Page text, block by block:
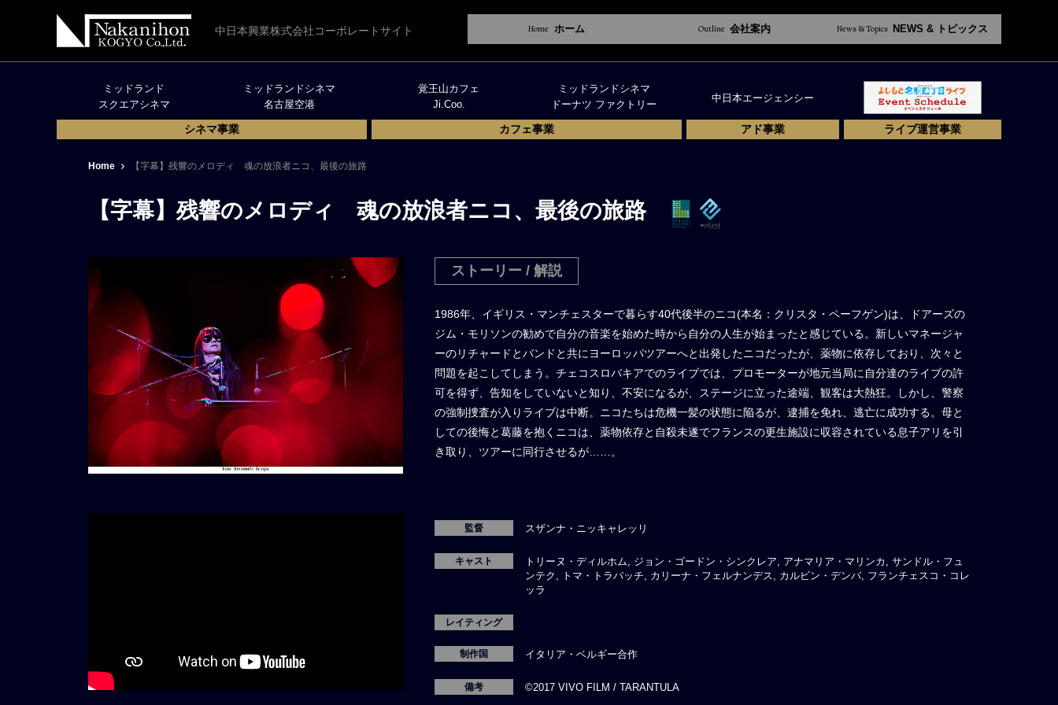
中日本興業株式会社コーポレートサイト Home ホーム Outline 会社案内 News & Topics NEWS & トピックス
ミッドランド
スクエアシネマ
ミッドランドシネマ
名古屋空港
シネマ事業
覚王山カフェ
Ji.Coo.
ミッドランドシネマ
ドーナツ ファクトリー
カフェ事業
中日本エージェンシー
アド事業 ライブ運営事業
Home 【字幕】残響のメロディ 魂の放浪者ニコ、最後の旅路
【字幕】残響のメロディ 魂の放浪者ニコ、最後の旅路
ストーリー / 解説
1986年、イギリス・マンチェスターで暮らす40代後半のニコ(本名：クリスタ・ペーフゲン)は、ドアーズの
ジム・モリソンの勧めで自分の音楽を始めた時から自分の人生が始まったと感じている。新しいマネージャ
ーのリチャードとバンドと共にヨーロッパツアーへと出発したニコだったが、薬物に依存しており、次々と
問題を起こしてしまう。チェコスロバキアでのライブでは、プロモーターが地元当局に自分達のライブの許
可を得ず、告知をしていないと知り、不安になるが、ステージに立った途端、観客は大熱狂。しかし、警察
の強制捜査が入りライブは中断。ニコたちは危機一髪の状態に陥るが、逮捕を免れ、逃亡に成功する。母と
しての後悔と葛藤を抱くニコは、薬物依存と自殺未遂でフランスの更生施設に収容されている息子アリを引
き取り、ツアーに同行させるが……。
監督 スザンナ・ニッキャレッリ
キャスト
トリーヌ・ディルホム, ジョン・ゴードン・シンクレア, アナマリア・マリンカ, サンドル・フュ
ンテク, トマ・トラバッチ, カリーナ・フェルナンデス, カルビン・デンバ, フランチェスコ・コレ
ッラ
レイティング
制作国 イタリア・ベルギー合作
備考 ©2017 VIVO FILM / TARANTULA